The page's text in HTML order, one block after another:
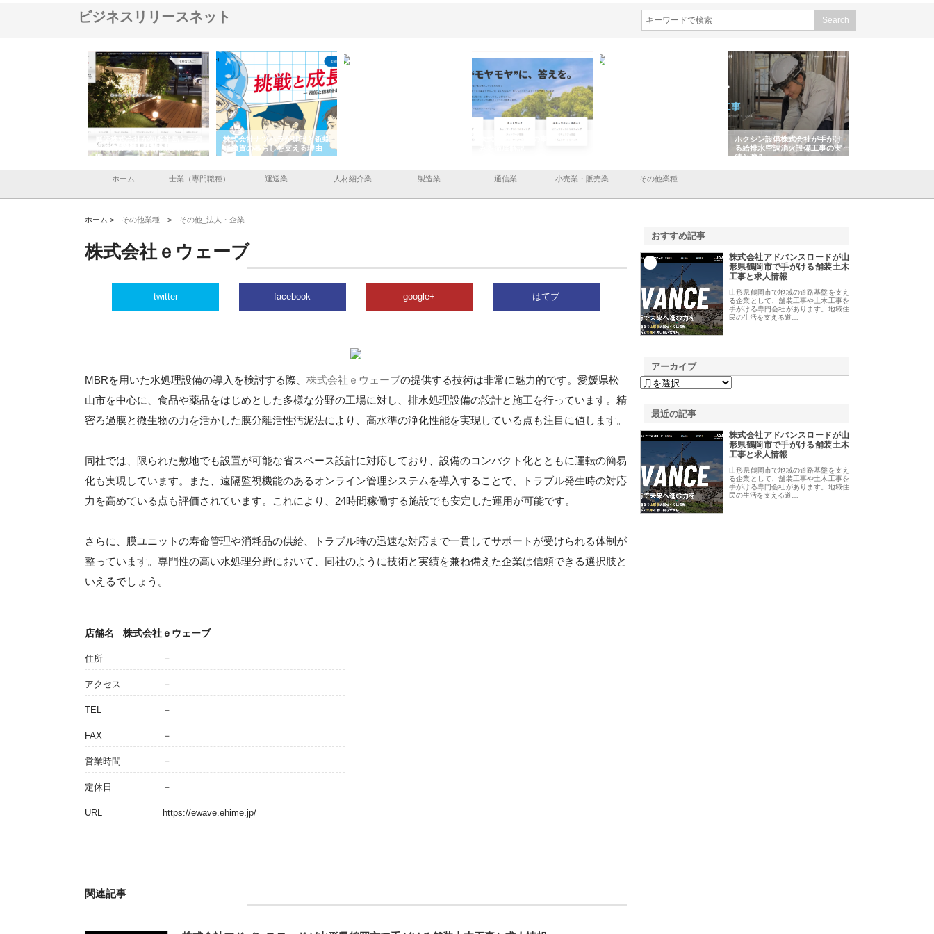
ビジネスリリースネット
と名古屋で叶える理想の外構空
間
株式会社ナツハラが建設と鋲螺
で滋賀の暮らしを支える理由
株式会社ＣＳＡの事業内容と強
ホクシン設備株式会社が手がけ
る給排水空調消火設備工事の実
績と強み
ホーム 士業（専門職種） 運送業 人材紹介業 製造業 通信業 小売業・販売業 その他業種
ホーム > その他業種 > その他_法人・企業
株式会社ｅウェーブ
twitter facebook google+ はてブ
MBRを用いた水処理設備の導入を検討する際、 株式会社ｅウェーブの提供する技術は非常に魅力的です。愛媛県松
山市を中心に、食品や薬品をはじめとした多様な分野の工場に対し、排水処理設備の設計と施工を行っています。精
密ろ過膜と微生物の力を活かした膜分離活性汚泥法により、高水準の浄化性能を実現している点も注目に値します。
同社では、限られた敷地でも設置が可能な省スペース設計に対応しており、設備のコンパクト化とともに運転の簡易
化も実現しています。また、遠隔監視機能のあるオンライン管理システムを導入することで、トラブル発生時の対応
力を高めている点も評価されています。これにより、24時間稼働する施設でも安定した運用が可能です。
さらに、膜ユニットの寿命管理や消耗品の供給、トラブル時の迅速な対応まで一貫してサポートが受けられる体制が
整っています。専門性の高い水処理分野において、同社のように技術と実績を兼ね備えた企業は信頼できる選択肢と
いえるでしょう。
店舗名 株式会社ｅウェーブ
住所 －
アクセス －
TEL －
FAX －
営業時間 －
定休日 －
URL https://ewave.ehime.jp/
関連記事
おすすめ記事
株式会社アドバンスロードが山
形県鶴岡市で手がける舗装土木
工事と求人情報
山形県鶴岡市で地域の道路基盤を支え
る企業として、舗装工事や土木工事を
手がける専門会社があります。地域住
民の生活を支える道…
アーカイブ
最近の記事
株式会社アドバンスロードが山
形県鶴岡市で手がける舗装土木
工事と求人情報
山形県鶴岡市で地域の道路基盤を支え
る企業として、舗装工事や土木工事を
手がける専門会社があります。地域住
民の生活を支える道…